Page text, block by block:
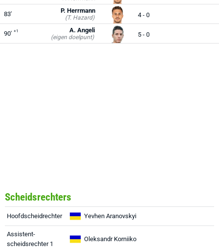
83' (T. Hazard)
P. Herrmann
4 - 0
90' +1
(eigen doelpunt)
A. Angeli
5 - 0
Scheidsrechters
Hoofdscheidrechter Yevhen Aranovskyi
Assistent-
scheidsrechter 1
Oleksandr Korniiko